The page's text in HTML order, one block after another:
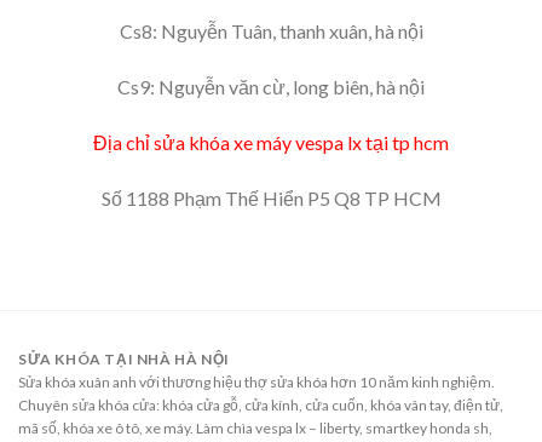
Cs8: Nguyễn Tuân, thanh xuân, hà nội
Cs9: Nguyễn văn cừ, long biên, hà nội
Địa chỉ sửa khóa xe máy vespa lx tại tp hcm
Số 1188 Phạm Thế Hiển P5 Q8 TP HCM
SỬA KHÓA TẠI NHÀ HÀ NỘI
Sửa khóa xuân anh với thương hiệu thợ sửa khóa hơn 10 năm kinh nghiệm.
Chuyên sửa khóa cửa: khóa cửa gỗ, cửa kính, cửa cuốn, khóa vân tay, điện tử,
mã số, khóa xe ô tô, xe máy. Làm chìa vespa lx – liberty, smartkey honda sh,